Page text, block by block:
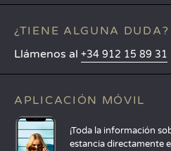
¿TIENE ALGUNA DUDA?
Llámenos al +34 912 15 89 31
APLICACIÓN MÓVIL
¡Toda la información
estancia directamente